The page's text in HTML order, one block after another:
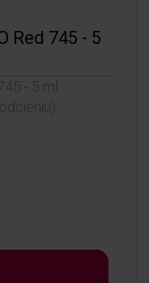
Red 745 - 5
- 5 ml